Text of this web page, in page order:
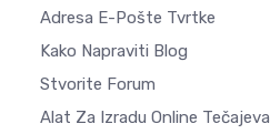
Adresa E-Pošte Tvrtke
Kako Napraviti Blog
Stvorite Forum
Alat Za Izradu Online Tečajeva